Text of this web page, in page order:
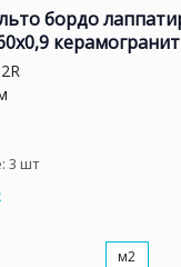
бордо
керамогранит
3 шт
м2